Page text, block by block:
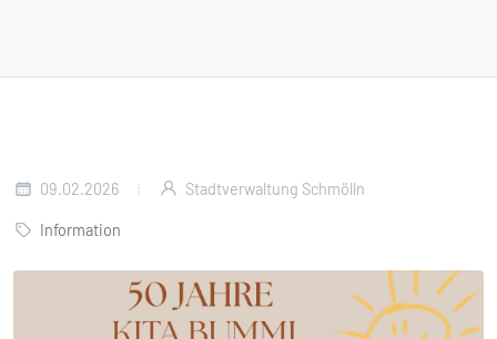
09.02.2026 Stadtverwaltung Schmölln
Information